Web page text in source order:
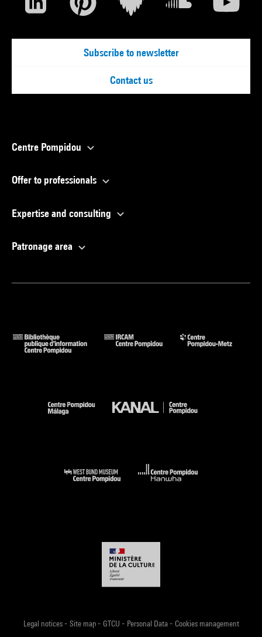
Subscribe to newsletter
Contact us
Centre Pompidou
Offer to professionals
Expertise and consulting
Patronage area
Legal notices- Site map- GTCU - Personal Data- Cookies management